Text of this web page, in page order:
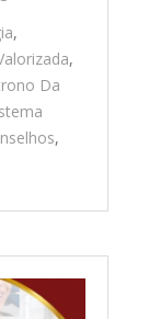
,
,
Da
,